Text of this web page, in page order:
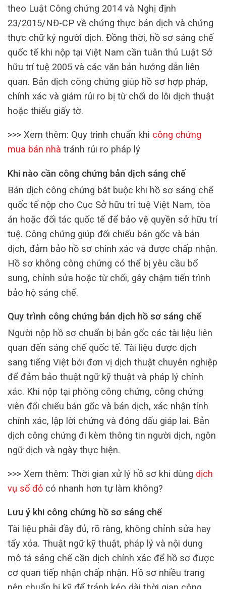
theo Luật Công chứng 2014 và Nghị định
23/2015/NĐ-CP về chứng thực bản dịch và chứng
thực chữ ký người dịch. Đồng thời, hồ sơ sáng chế
quốc tế khi nộp tại Việt Nam cần tuân thủ Luật Sở
hữu trí tuệ 2005 và các văn bản hướng dẫn liên
quan. Bản dịch công chứng giúp hồ sơ hợp pháp,
chính xác và giảm rủi ro bị từ chối do lỗi dịch thuật
hoặc thiếu giấy tờ.
>>> Xem thêm: Quy trình chuẩn khi công chứng
mua bán nhà tránh rủi ro pháp lý
Khi nào cần công chứng bản dịch sáng chế
Bản dịch công chứng bắt buộc khi hồ sơ sáng chế
quốc tế nộp cho Cục Sở hữu trí tuệ Việt Nam, tòa
án hoặc đối tác quốc tế để bảo vệ quyền sở hữu trí
tuệ. Công chứng giúp đối chiếu bản gốc và bản
dịch, đảm bảo hồ sơ chính xác và được chấp nhận.
Hồ sơ không công chứng có thể bị yêu cầu bổ
sung, chỉnh sửa hoặc từ chối, gây chậm tiến trình
bảo hộ sáng chế.
Quy trình công chứng bản dịch hồ sơ sáng chế
Người nộp hồ sơ chuẩn bị bản gốc các tài liệu liên
quan đến sáng chế quốc tế. Tài liệu được dịch
sang tiếng Việt bởi đơn vị dịch thuật chuyên nghiệp
để đảm bảo thuật ngữ kỹ thuật và pháp lý chính
xác. Khi nộp tại phòng công chứng, công chứng
viên đối chiếu bản gốc và bản dịch, xác nhận tính
chính xác, lập lời chứng và đóng dấu giáp lai. Bản
dịch công chứng đi kèm thông tin người dịch, ngôn
ngữ dịch và ngày thực hiện.
>>> Xem thêm: Thời gian xử lý hồ sơ khi dùng dịch
vụ sổ đỏ có nhanh hơn tự làm không?
Lưu ý khi công chứng hồ sơ sáng chế
Tài liệu phải đầy đủ, rõ ràng, không chỉnh sửa hay
tẩy xóa. Thuật ngữ kỹ thuật, pháp lý và nội dung
mô tả sáng chế cần dịch chính xác để hồ sơ được
cơ quan tiếp nhận chấp nhận. Hồ sơ nhiều trang